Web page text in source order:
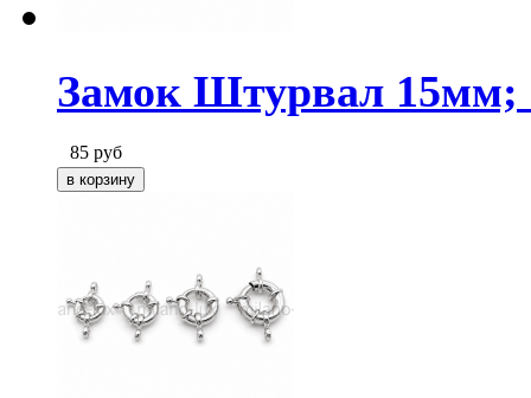
Замок Штурвал 15мм;
85 руб